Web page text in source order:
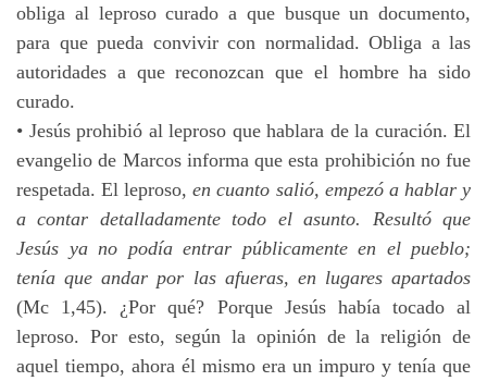
obliga al leproso curado a que busque un documento,
para que pueda convivir con normalidad. Obliga a las
autoridades a que reconozcan que el hombre ha sido
curado.
• Jesús prohibió al leproso que hablara de la curación. El
evangelio de Marcos informa que esta prohibición no fue
respetada. El leproso,en cuanto salió, empezó a hablar y
a contar detalladamente todo el asunto. Resultó que
Jesús ya no podía entrar públicamente en el pueblo;
tenía que andar por las afueras, en lugares apartados
(Mc 1,45). ¿Por qué? Porque Jesús había tocado al
leproso. Por esto, según la opinión de la religión de
aquel tiempo, ahora él mismo era un impuro y tenía que